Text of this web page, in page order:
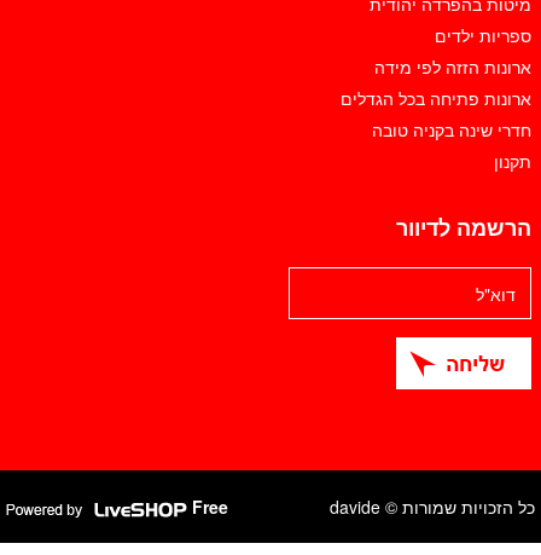
ספריות ילדים
ארונות הזזה לפי מידה
ארונות פתיחה בכל הגדלים
חדרי שינה בקניה טובה
תקנון
הרשמה לדיוור
כל הזכויות שמורות © davide Free